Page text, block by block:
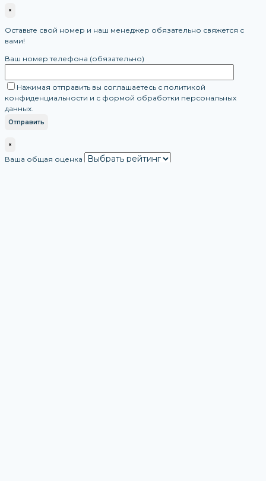
×
Оставьте свой номер и наш менеджер обязательно свяжется с
вами!
Ваш номер телефона (обязательно)
Нажимая отправить вы соглашаетесь с политикой
конфиденциальности и с формой обработки персональных
данных.
×
Ваша общая оценка